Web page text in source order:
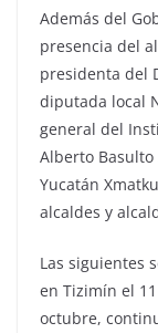
Además del
presencia del
presidenta del
diputada local
general del
Alberto Basulto
Yucatán
alcaldes y
Las siguientes
en Tizimín el
octubre,